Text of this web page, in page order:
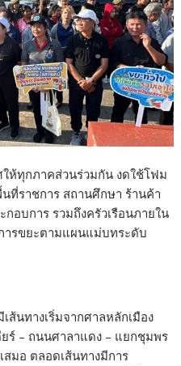
ห้ทุกภาคส่วนร่วมกัน งดใช้โฟม
ที่ราชการ สถานศึกษา ร้านค้า
อบการ รวมถึงครัวเรือนภายใน
ารขยะตามแผนแม่บทระดับ
นทางเริ่มจากศาลหลักเมือง
ร์ – ถนนศาลาแดง – แยกชุมพร
มอ ตลอดเส้นทางมีการ